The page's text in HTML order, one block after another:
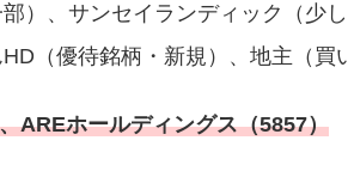
）、サンセイランディック（少し
（優待銘柄・新規）、地主（買
AREホールディングス（5857）